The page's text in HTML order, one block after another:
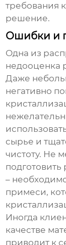
требования
решение.
Ошибки и
Одна из
недооценка
Даже
негативно
сырье и
чистоту. Не
–
примеси,
Иногда
качестве
приводит к